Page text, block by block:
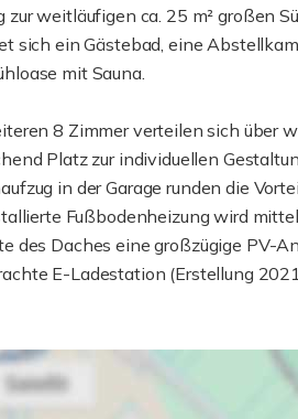
zur weitläufigen ca. 25 m² großen
sich ein Gästebad, eine
mit Sauna.
8 Zimmer verteilen sich über
Platz zur individuellen
in der Garage runden die
Fußbodenheizung wird
des Daches eine großzügige PV-
E-Ladestation (Erstellung